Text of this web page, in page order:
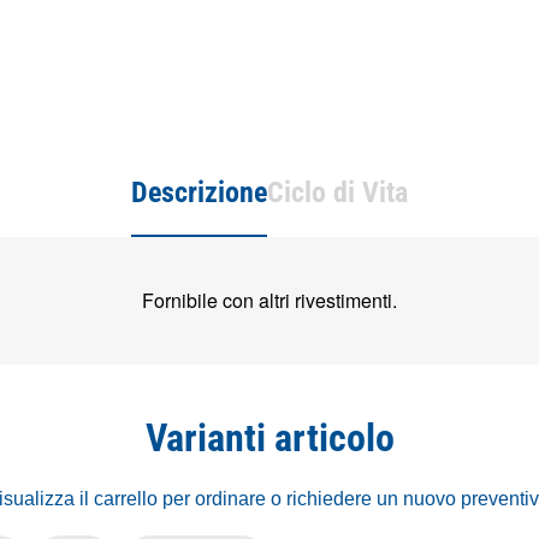
DescrizioneCiclo di Vita
Fornibile con altri rivestimenti.
Varianti articolo
il carrello per ordinare o richiedere un nuovo